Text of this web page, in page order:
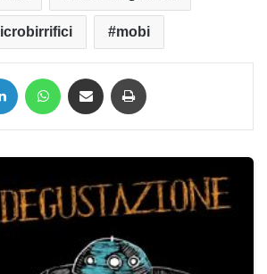
mobi
LinkedIn WhatsApp Condividi via mail